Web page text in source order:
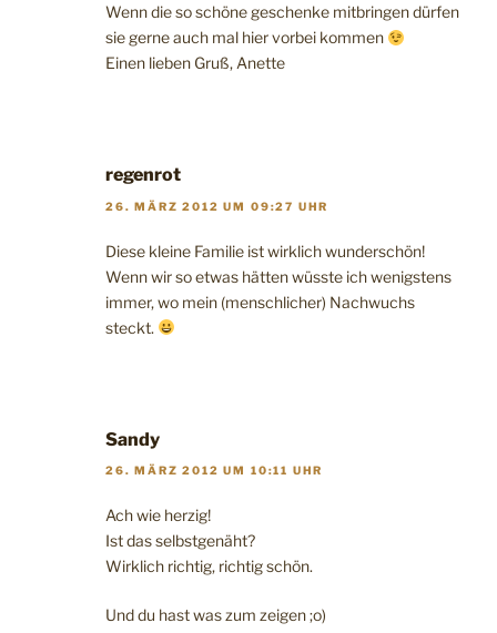
Wenn die so schöne geschenke mitbringen dürfen
sie gerne auch mal hier vorbei kommen
Einen lieben Gruß, Anette
regenrot
26. MÄRZ 2012 UM 09:27 UHR
Diese kleine Familie ist wirklich wunderschön!
Wenn wir so etwas hätten wüsste ich wenigstens
immer, wo mein (menschlicher) Nachwuchs
steckt.
Sandy
26. MÄRZ 2012 UM 10:11 UHR
Ach wie herzig!
Ist das selbstgenäht?
Wirklich richtig, richtig schön.
Und du hast was zum zeigen ;o)